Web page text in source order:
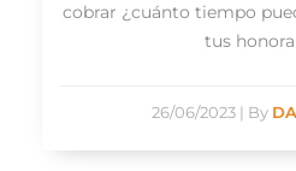
cobrar ¿cuánto tiempo
tus
26/06/2023 | By